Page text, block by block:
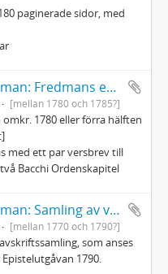
paginerade sidor, med
Carl Michael Bellman: Fredmans epistlar och sånger m.fl. Bellman-texter
[mellan 1780 och 1785?]
1780 eller förra hälften
med ett par versbrev till
Bacchi Ordenskapitel
Carl Michael Bellman: Samling av visor och mindre poemer
[mellan 1770 och 1790?]
som anses
1790.